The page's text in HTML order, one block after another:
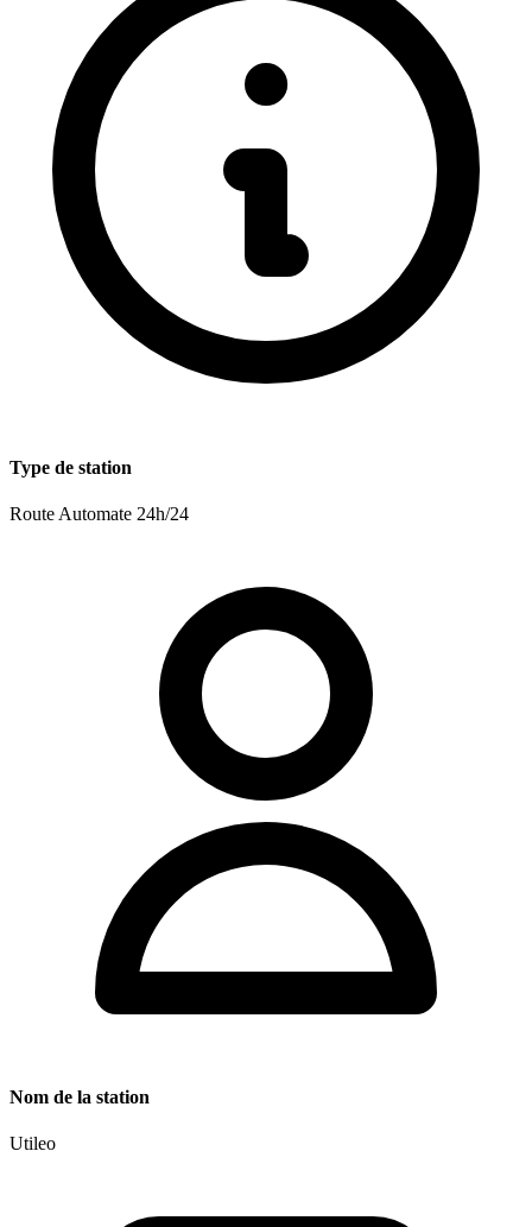
Type de station
Route Automate 24h/24
Nom de la station
Utileo